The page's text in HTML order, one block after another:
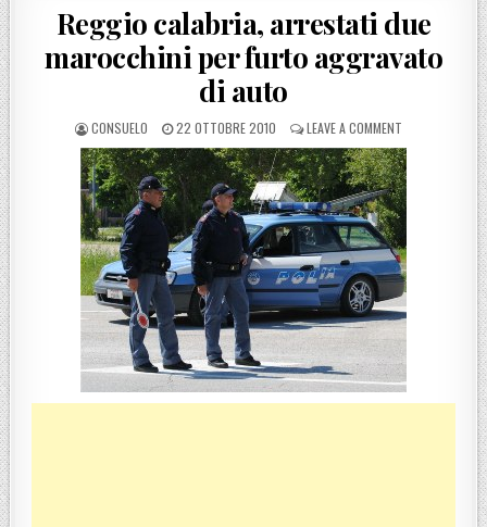
Reggio calabria, arrestati due
marocchini per furto aggravato
di auto
POSTED BY
CONSUELO POSTED ON
22 OTTOBRE 2010 LEAVE A COMMENTON REGGIO